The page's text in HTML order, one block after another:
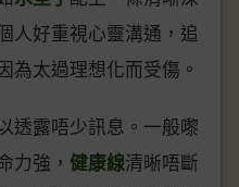
人好重視心靈溝通，追
為太過理想化而受傷。
透露唔少訊息。一般嚟
力強， 健康線清晰唔斷